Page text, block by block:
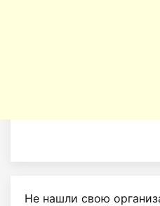
Не нашли свою